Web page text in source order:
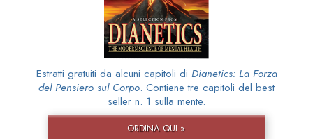
Estratti gratuiti da alcuni capitoli di Dianetics: La Forza
del Pensiero sul Corpo. Contiene tre capitoli del best
seller n. 1 sulla mente.
ORDINA QUI »